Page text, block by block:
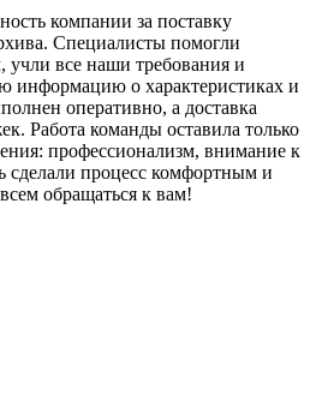
компании за поставку
Специалисты помогли
учли все наши требования и
информацию о характеристиках и
оперативно, а доставка
Работа команды оставила только
профессионализм, внимание к
сделали процесс комфортным и
обращаться к вам!